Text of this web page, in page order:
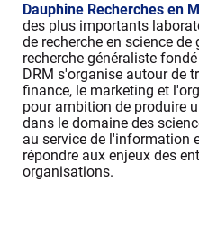
Dauphine Recherches en
des plus importants
de recherche en science
recherche généraliste
DRM s'organise autour de
finance, le marketing et
pour ambition de produire
dans le domaine des
au service de l'information
répondre aux enjeux des
organisations.